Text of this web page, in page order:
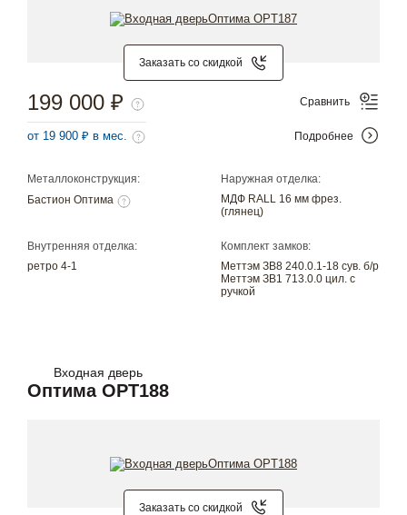
Заказать со скидкой
Металлоконструкция:
Бастион Оптима
Наружная отделка:
МДФ RALL 16 мм фрез.
(глянец)
Внутренняя отделка:
ретро 4-1
Комплект замков:
Меттэм ЗВ8 240.0.1-18 сув. б/р
Меттэм ЗВ1 713.0.0 цил. с
ручкой
199 000 ₽
от 19 900 ₽ в мес.
Сравнить
Подробнее
Входная дверь
Оптима OPT188
Заказать со скидкой